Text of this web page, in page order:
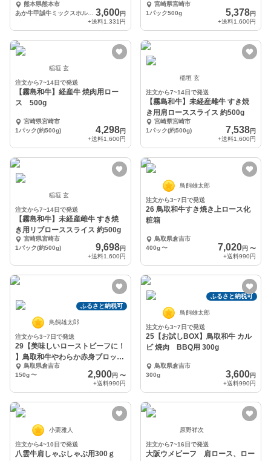
熊本県熊本市
あか牛甲誠牛ミックスホルモン（500g）×2パック
3,600円
+送料1,331円
宮崎県宮崎市
1パック500g
5,378円
+送料1,600円
稲垣 玄
注文から7~14日で発送
【霧島和牛】経産牛 焼肉用ロー
ス 500g
宮崎県宮崎市
1パック(約500g)
4,298円
+送料1,600円
稲垣 玄
注文から7~14日で発送
【霧島和牛】未経産雌牛 すき焼
き用肩ローススライス 約500g
宮崎県宮崎市
1パック(約500g)
7,538円
+送料1,600円
稲垣 玄
注文から7~14日で発送
【霧島和牛】未経産雌牛 すき焼
き用リブローススライス 約500g
宮崎県宮崎市
1パック(約500g)
9,698円
+送料1,600円
鳥飼雄太郎
注文から3~7日で発送
26 鳥取和牛すき焼き上ロース化
粧箱
鳥取県倉吉市
400g 〜 7,020円 〜
+送料990円
ふるさと納税可
鳥飼雄太郎
注文から3~7日で発送
29【美味しいローストビーフに！
】鳥取和牛やわらか赤身ブロック
（モモ、ウデ他）
鳥取県倉吉市
150g〜 2,900円 〜
+送料990円
ふるさと納税可
鳥飼雄太郎
注文から3~7日で発送
25【お試しBOX】鳥取和牛 カル
ビ 焼肉 BBQ用 300g
鳥取県倉吉市
300g
3,600円
+送料990円
小栗雅人
注文から4~10日で発送
八雲牛肩しゃぶしゃぶ用300ｇ
原野祥次
注文から7~16日で発送
大阪ウメビーフ 肩ロース、ロー